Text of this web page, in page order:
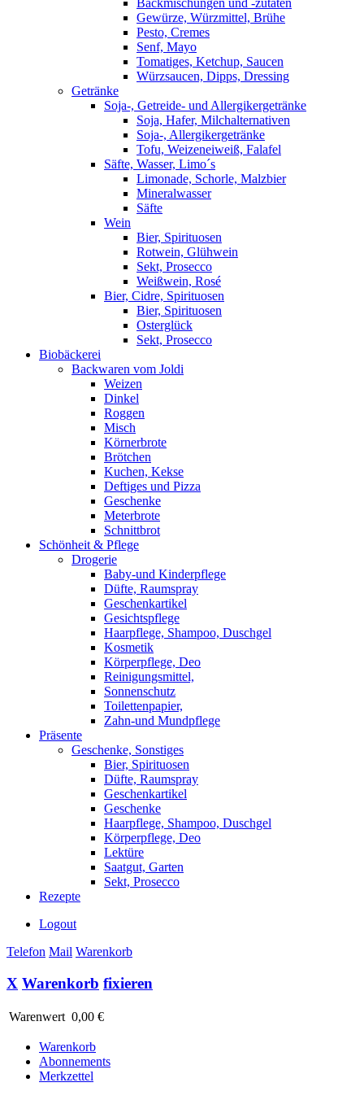
Backmischungen und -zutaten
Gewürze, Würzmittel, Brühe
Pesto, Cremes
Senf, Mayo
Tomatiges, Ketchup, Saucen
Würzsaucen, Dipps, Dressing
Getränke
Soja-, Getreide- und Allergikergetränke
Soja, Hafer, Milchalternativen
Soja-, Allergikergetränke
Tofu, Weizeneiweiß, Falafel
Säfte, Wasser, Limo´s
Limonade, Schorle, Malzbier
Mineralwasser
Säfte
Wein
Bier, Spirituosen
Rotwein, Glühwein
Sekt, Prosecco
Weißwein, Rosé
Bier, Cidre, Spirituosen
Bier, Spirituosen
Osterglück
Sekt, Prosecco
Biobäckerei
Backwaren vom Joldi
Weizen
Dinkel
Roggen
Misch
Körnerbrote
Brötchen
Kuchen, Kekse
Deftiges und Pizza
Geschenke
Meterbrote
Schnittbrot
Schönheit & Pflege
Drogerie
Baby-und Kinderpflege
Düfte, Raumspray
Geschenkartikel
Gesichtspflege
Haarpflege, Shampoo, Duschgel
Kosmetik
Körperpflege, Deo
Reinigungsmittel,
Sonnenschutz
Toilettenpapier,
Zahn-und Mundpflege
Präsente
Geschenke, Sonstiges
Bier, Spirituosen
Düfte, Raumspray
Geschenkartikel
Geschenke
Haarpflege, Shampoo, Duschgel
Körperpflege, Deo
Lektüre
Saatgut, Garten
Sekt, Prosecco
Rezepte
Logout
Telefon Mail Warenkorb
X Warenkorb fixieren
Warenwert 0,00 €
Warenkorb
Abonnements
Merkzettel